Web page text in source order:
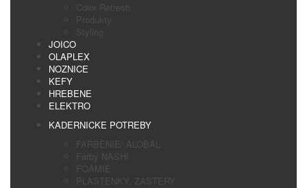
Color Refresh
Produkty
Styling
JOICO
OLAPLEX
NOZNICE
KEFY
HREBENE
ELEKTRO
KADERNICKE POTREBY
FARBENIE/ ALOBAL
Farby NASHI
FOAMIE
PLASTENKY, ZASTERY